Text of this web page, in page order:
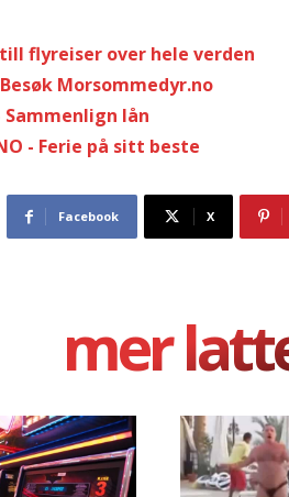
flyreiser over hele verden
Besøk Morsommedyr.no
Sammenlign lån
- Ferie på sitt beste
Facebook X
mer